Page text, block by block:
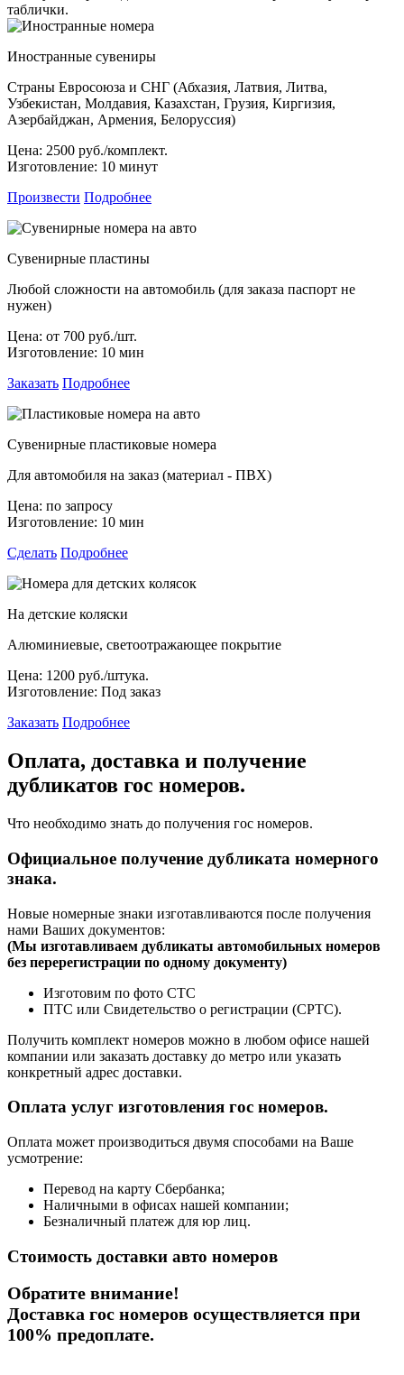
таблички.
Иностранные сувениры
Страны Евросоюза и СНГ (Абхазия, Латвия, Литва,
Узбекистан, Молдавия, Казахстан, Грузия, Киргизия,
Азербайджан, Армения, Белоруссия)
Цена: 2500 руб./комплект.
Изготовление: 10 минут
Произвести Подробнее
Сувенирные пластины
Любой сложности на автомобиль (для заказа паспорт не
нужен)
Цена: от 700 руб./шт.
Изготовление: 10 мин
Заказать Подробнее
Сувенирные пластиковые номера
Для автомобиля на заказ (материал - ПВХ)
Цена: по запросу
Изготовление: 10 мин
Сделать Подробнее
На детские коляски
Алюминиевые, светоотражающее покрытие
Цена: 1200 руб./штука.
Изготовление: Под заказ
Заказать Подробнее
Оплата, доставка и получение
дубликатов гос номеров.
Что необходимо знать до получения гос номеров.
Официальное получение дубликата номерного
знака.
Новые номерные знаки изготавливаются после получения
нами Ваших документов:
(Мы изготавливаем дубликаты автомобильных номеров
без перерегистрации по одному документу)
Изготовим по фото СТС
ПТС или Свидетельство о регистрации (СРТС).
Получить комплект номеров можно в любом офисе нашей
компании или заказать доставку до метро или указать
конкретный адрес доставки.
Оплата услуг изготовления гос номеров.
Оплата может производиться двумя способами на Ваше
усмотрение:
Перевод на карту Сбербанка;
Наличными в офисах нашей компании;
Безналичный платеж для юр лиц.
Стоимость доставки авто номеров
Обратите внимание!
Доставка гос номеров осуществляется при
100% предоплате.